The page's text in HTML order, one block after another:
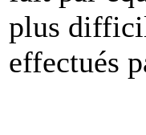
plus
effectués